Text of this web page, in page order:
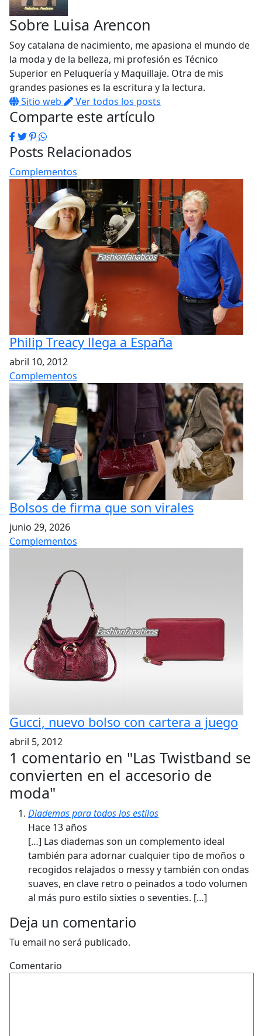
Sobre Luisa Arencon
Soy catalana de nacimiento, me apasiona el mundo de
la moda y de la belleza, mi profesión es Técnico
Superior en Peluquería y Maquillaje. Otra de mis
grandes pasiones es la escritura y la lectura.
Sitio web
Ver todos los posts
Comparte este artículo
Facebook
Twitter
Pinterest
WhatsApp
Posts Relacionados
Complementos
Philip Treacy llega a España
abril 10, 2012
Complementos
Bolsos de firma que son virales
junio 29, 2026
Complementos
Gucci, nuevo bolso con cartera a juego
abril 5, 2012
1 comentario en "Las Twistband se
convierten en el accesorio de
moda"
Diademas para todos los estilos
Hace 13 años
[…] Las diademas son un complemento ideal
también para adornar cualquier tipo de moños o
recogidos relajados o messy y también con ondas
suaves, en clave retro o peinados a todo volumen
al más puro estilo sixties o seventies. […]
Deja un comentario
Tu email no será publicado.
Comentario